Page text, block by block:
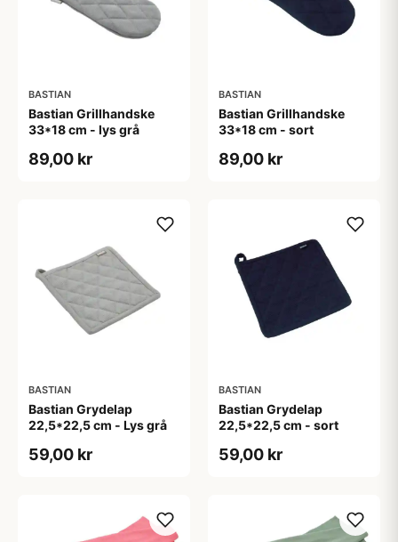
BASTIAN
Bastian Grillhandske
33*18 cm - lys grå
89,00 kr
BASTIAN
Bastian Grillhandske
33*18 cm - sort
89,00 kr
BASTIAN
Bastian Grydelap
22,5*22,5 cm - Lys grå
59,00 kr
BASTIAN
Bastian Grydelap
22,5*22,5 cm - sort
59,00 kr